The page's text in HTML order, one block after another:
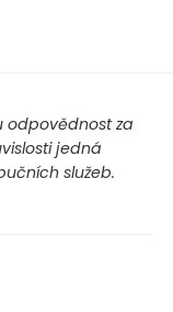
odpovědnost za
jedná
služeb.